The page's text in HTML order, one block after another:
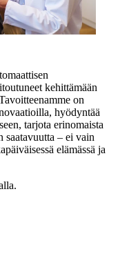
kehittämään
on
hyödyntää
tarjota erinomaista
saatavuutta – ei vain
elämässä ja